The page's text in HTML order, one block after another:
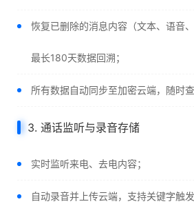
恢复已删除的消息内容（文本、语音
最长180天数据回溯；
所有数据自动同步至加密云端，随时
3. 通话监听与录音存储
实时监听来电、去电内容；
自动录音并上传云端，支持关键字触